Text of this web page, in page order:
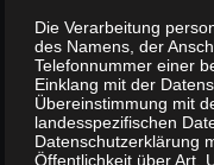
Die Verarbeitung
des Namens, der
Telefonnummer einer
Einklang mit der
Übereinstimmung mit
landesspezifischen
Datenschutzerklärung
Öffentlichkeit über Art,